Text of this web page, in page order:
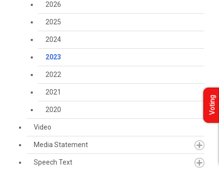
2026
2025
2024
2023
2022
2021
2020
Video
Media Statement
Speech Text
Voting